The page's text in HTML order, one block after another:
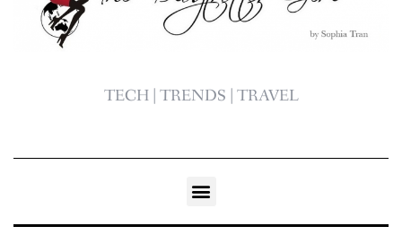
TECH | TRENDS | TRAVEL